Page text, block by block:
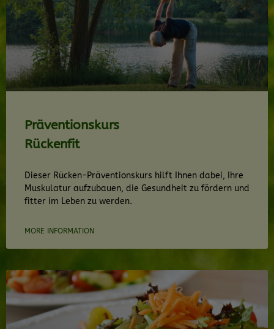
Präventionskurs
Rückenfit
Dieser Rücken-Präventionskurs hilft Ihnen dabei, Ihre
Muskulatur aufzubauen, die Gesundheit zu fördern und
fitter im Leben zu werden.
MORE INFORMATION